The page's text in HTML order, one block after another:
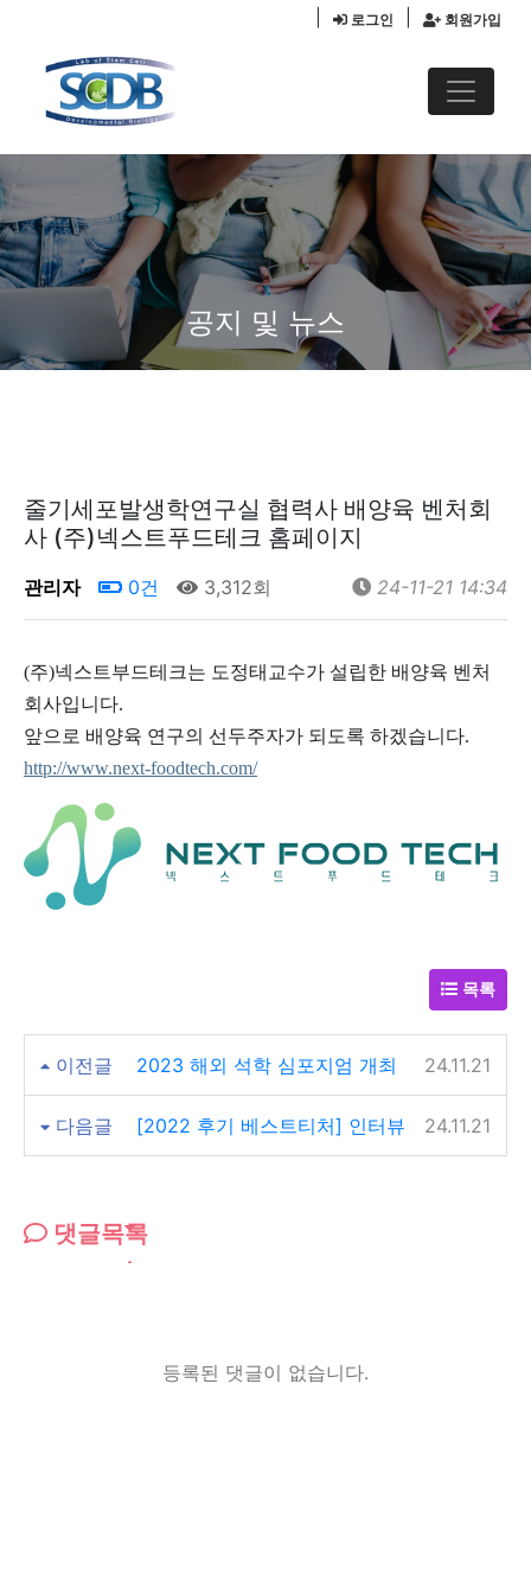
회원가입
로그인
공지 및 뉴스
줄기세포발생학연구실 협력사 배양육 벤처회
사 (주)넥스트푸드테크 홈페이지
관리자 0건 3,312회 24-11-21 14:34
(주)넥스트부드테크는 도정태교수가 설립한 배양육 벤처
회사입니다.
앞으로 배양육 연구의 선두주자가 되도록 하겠습니다.
http://www.next-foodtech.com/
목록
이전글 2023 해외 석학 심포지엄 개최 24.11.21
다음글 [2022 후기 베스트티처] 인터뷰 24.11.21
댓글목록
등록된 댓글이 없습니다.